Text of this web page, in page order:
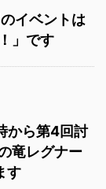
イベントは
」です
から第4回討
竜レグナー
す